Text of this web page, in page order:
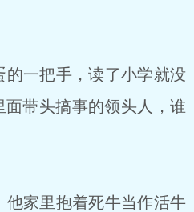
一把手，读了小学就没
带头搞事的领头人，谁
家里抱着死牛当作活牛